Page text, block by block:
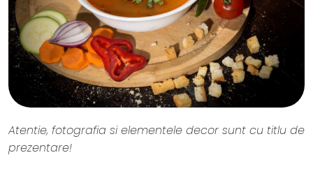
Atentie, fotografia si elementele decor sunt cu titlu de
prezentare!